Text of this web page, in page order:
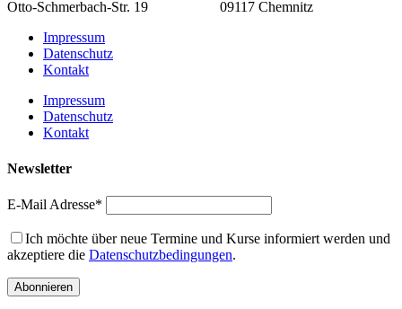
Otto-Schmerbach-Str. 19 09117 Chemnitz
Impressum
Datenschutz
Kontakt
Impressum
Datenschutz
Kontakt
Newsletter
E-Mail Adresse*
Ich möchte über neue Termine und Kurse informiert werden und
akzeptiere die Datenschutzbedingungen.